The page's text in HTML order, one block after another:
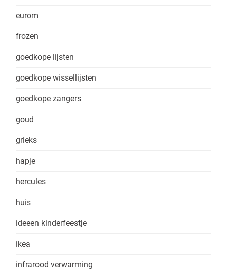
eurom
frozen
goedkope lijsten
goedkope wissellijsten
goedkope zangers
goud
grieks
hapje
hercules
huis
ideeen kinderfeestje
ikea
infrarood verwarming